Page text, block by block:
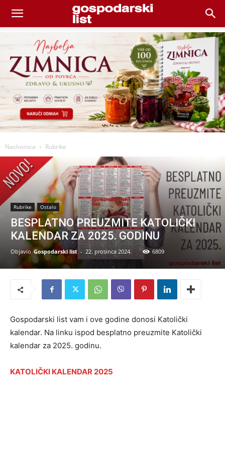
Naslovnica Rubrike
Rubrike Ostalo
BESPLATNO PREUZMITE KATOLIČKI
KALENDAR ZA 2025. GODINU
Objavio Gospodarski list - 22. prosinca 2024. 6809
Gospodarski list vam i ove godine donosi Katolički
kalendar. Na linku ispod besplatno preuzmite Katolički
kalendar za 2025. godinu.
KATOLIČKI KALENDAR 2025